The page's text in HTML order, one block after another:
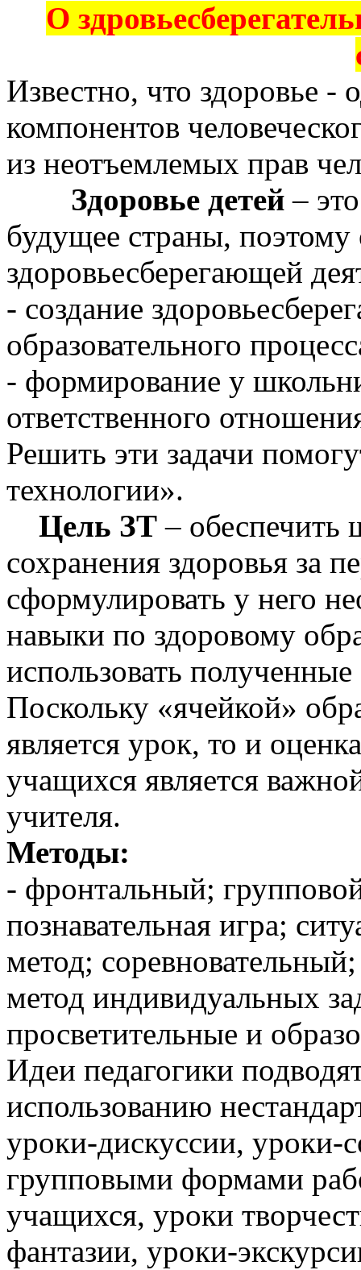
О
Известно, что здоровье
компонентов
из неотъемлемых прав
Здоровье детей –
будущее страны, поэтому
здоровьесберегающей
- создание
образовательного
- формирование у
ответственного
Решить эти задачи
технологии».
Цель ЗТ – обеспечить
сохранения здоровья за
сформулировать у него
навыки по здоровому
использовать
Поскольку «ячейкой»
является урок, то и
учащихся является
учителя.
Методы:
- фронтальный;
познавательная игра;
метод;
метод индивидуальных
просветительные и
Идеи педагогики
использованию
уроки-дискуссии, уроки-
групповыми формами
учащихся, уроки
фантазии, уроки-